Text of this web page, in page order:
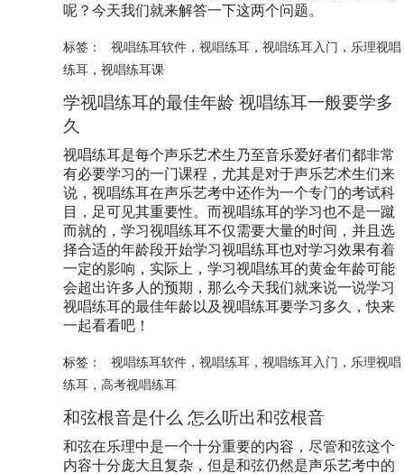
呢？今天我们就来解答一下这两个问题。
标签： 视唱练耳软件， 视唱练耳， 视唱练耳入门 ， 乐理视唱
练耳 ， 视唱练耳课
学视唱练耳的最佳年龄 视唱练耳一般要学多
久
视唱练耳是每个声乐艺术生乃至音乐爱好者们都非常
有必要学习的一门课程，尤其是对于声乐艺术生们来
说，视唱练耳在声乐艺考中还作为一个专门的考试科
目，足可见其重要性。而视唱练耳的学习也不是一蹴
而就的，学习视唱练耳不仅需要大量的时间，并且选
择合适的年龄段开始学习视唱练耳也对学习效果有着
一定的影响，实际上，学习视唱练耳的黄金年龄可能
会超出许多人的预期，那么今天我们就来说一说学习
视唱练耳的最佳年龄以及视唱练耳要学习多久，快来
一起看看吧！
标签： 视唱练耳软件， 视唱练耳， 视唱练耳入门 ， 乐理视唱
练耳 ， 高考视唱练耳
和弦根音是什么 怎么听出和弦根音
和弦在乐理中是一个十分重要的内容，尽管和弦这个
内容十分庞大且复杂，但是和弦仍然是声乐艺考中的